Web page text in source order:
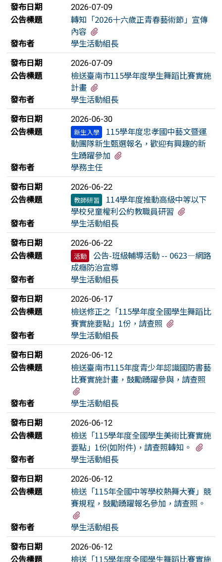
發布日期
2026-07-09
公告標題
轉知「2026十六歲正青春藝術節」宣傳
內容
發布者
學生活動組長
發布日期
2026-07-09
公告標題
檢送臺南市115學年度學生舞蹈比賽實施
計畫
發布者
學生活動組長
發布日期
2026-06-30
公告標題 新生入學
115學年度忠孝國中藝文暨運
動團隊新生甄選報名，歡迎有興趣的新
生踴躍參加
發布者
學務主任
發布日期
2026-06-22
公告標題 教師研習
114學年度推動高級中等以下
學校兒童權利公約教職員研習
發布者
學生活動組長
發布日期
2026-06-22
公告標題 活動
公告-班級輔導活動 -- 0623—網路
成癮防治宣導
發布者
學生活動組長
發布日期
2026-06-17
公告標題
檢送修正之「115學年度全國學生舞蹈比
賽實施要點」1份，請查照
發布者
學生活動組長
發布日期
2026-06-12
公告標題
檢送臺南市115年度青少年認識國防書藝
比賽實施計畫，鼓勵踴躍參與，請查照
發布者
學生活動組長
發布日期
2026-06-12
公告標題
檢送「115學年度全國學生美術比賽實施
要點」1份(如附件)，請查照轉知。
發布者
學生活動組長
發布日期
2026-06-12
公告標題
檢送「115年全國中等學校熱舞大賽」競
賽規程，鼓勵踴躍報名參加，請查照。
發布者
學生活動組長
發布日期
2026-06-12
公告標題 檢送「115學年度全國學生舞蹈比賽實施